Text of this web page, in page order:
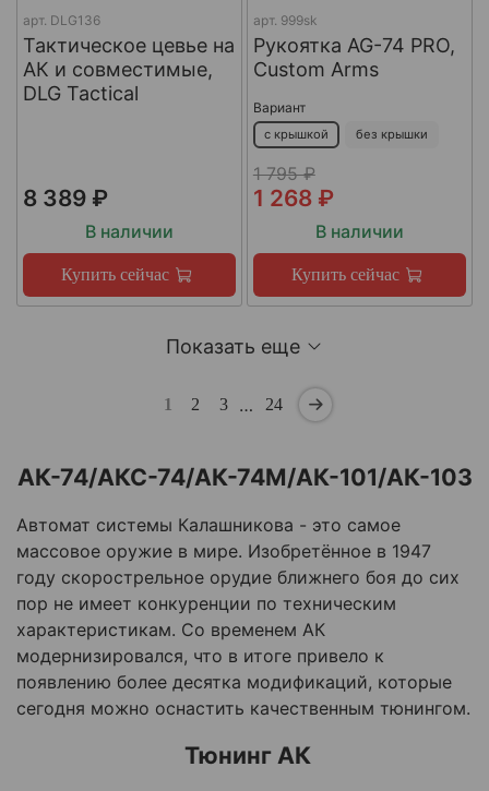
арт. DLG136
Тактическое цевье на
АК и совместимые,
DLG Tactical
8 389 ₽
В наличии
Купить сейчас
арт. 999sk
Рукоятка AG-74 PRO,
Custom Arms
Вариант
с крышкой без крышки
1 795 ₽
1 268 ₽
В наличии
Купить сейчас
Показать еще
1 2 3 … 24
АК-74/АКС-74/АК-74М/АК-101/АК-103
Автомат системы Калашникова - это самое
массовое оружие в мире. Изобретённое в 1947
году скорострельное орудие ближнего боя до сих
пор не имеет конкуренции по техническим
характеристикам. Со временем АК
модернизировался, что в итоге привело к
появлению более десятка модификаций, которые
сегодня можно оснастить качественным тюнингом.
Тюнинг АК